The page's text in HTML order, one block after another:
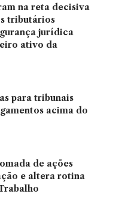
na reta decisiva
tributários
jurídica
ativo da
para tribunais
acima do
de ações
e altera rotina